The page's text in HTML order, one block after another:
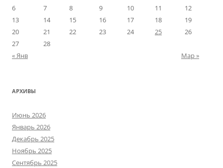
6
7 8 9 10 11
12
13
14 15 16 17 18
19
20
21 22 23 24 25
26
27
28
« Янв
Мар »
АРХИВЫ
Июнь 2026
Январь 2026
Декабрь 2025
Ноябрь 2025
Сентябрь 2025